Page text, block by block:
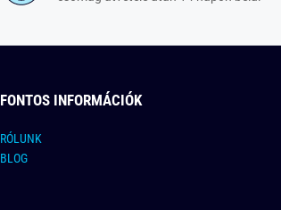
FONTOS INFORMÁCIÓK
RÓLUNK
BLOG